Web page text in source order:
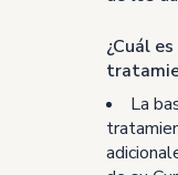
¿Cuál
La